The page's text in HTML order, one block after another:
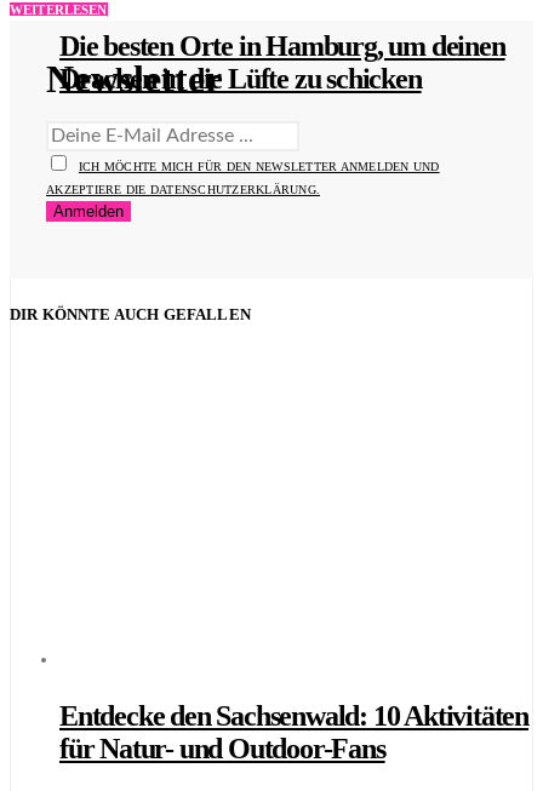
Die besten Orte in Hamburg, um deinen
Drachen in die Lüfte zu schicken
WEITERLESEN
Entdecke den Sachsenwald: 10 Aktivitäten
für Natur- und Outdoor-Fans
WEITERLESEN
Newsletter
ICH MÖCHTE MICH FÜR DEN NEWSLETTER ANMELDEN UND
AKZEPTIERE DIE DATENSCHUTZERKLÄRUNG.
DIR KÖNNTE AUCH GEFALLEN